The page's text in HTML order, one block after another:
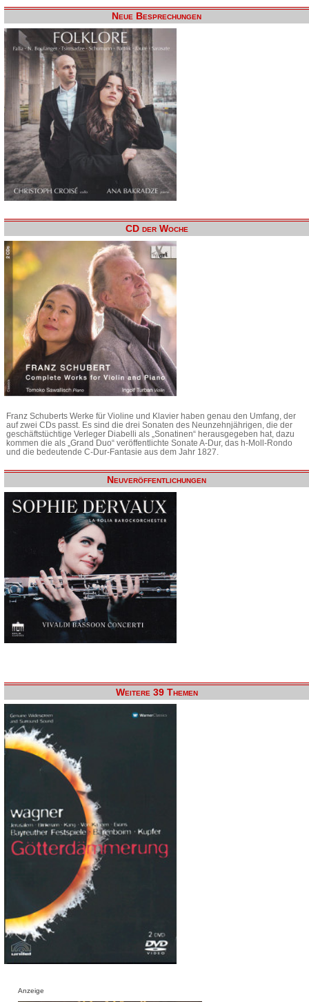
Neue Besprechungen
CD der Woche
Franz Schuberts Werke für Violine und Klavier haben genau den Umfang, der
auf zwei CDs passt. Es sind die drei Sonaten des Neunzehnjährigen, die der
geschäftstüchtige Verleger Diabelli als „Sonatinen“ herausgegeben hat, dazu
kommen die als „Grand Duo“ veröffentlichte Sonate A-Dur, das h-Moll-Rondo
und die bedeutende C-Dur-Fantasie aus dem Jahr 1827.
Neuveröffentlichungen
Weitere 39 Themen
Anzeige